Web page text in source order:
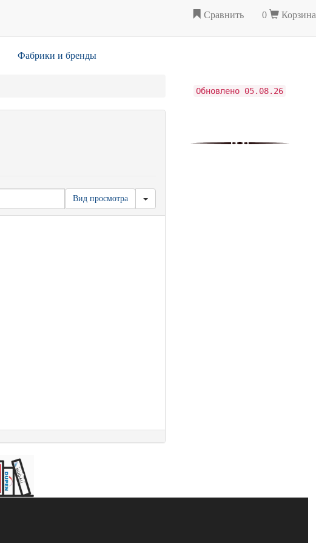
Сравнить 0 Корзина
Фабрики и бренды
Вид просмотра
Обновлено 05.08.26